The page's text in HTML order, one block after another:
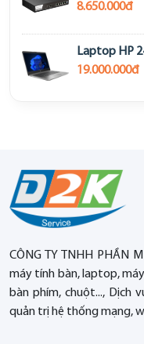
8.650.000đ
Laptop HP
19.000.000đ
CÔNG TY TNHH PHẦN
máy tính bàn, laptop,
bàn phím, chuột..., Dịch
quản trị hệ thống mạng,